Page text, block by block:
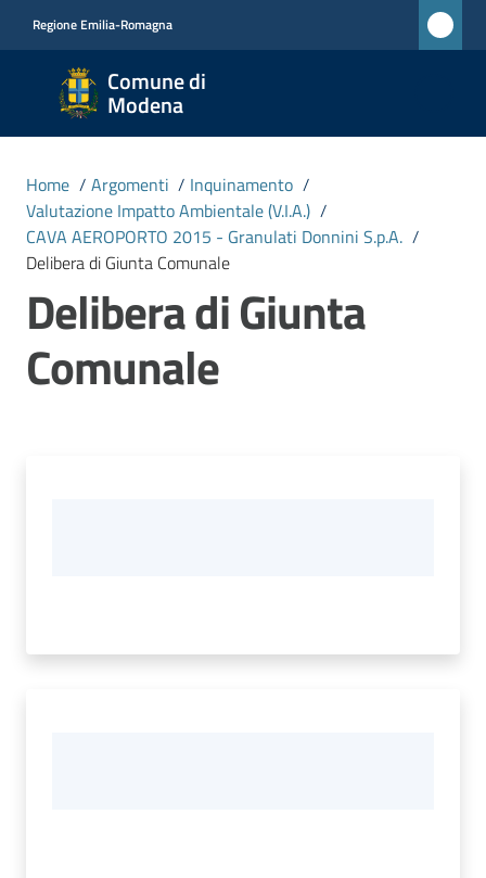
Regione Emilia-Romagna
Comune di
Modena
Comune
di
Modena
CIVICA
MONET
Amministrazione
Novità
Argomenti
Home / Argomenti / Inquinamento /
Valutazione Impatto Ambientale (V.I.A.) /
CAVA AEROPORTO 2015 - Granulati Donnini S.p.A. /
Delibera di Giunta Comunale
Delibera di Giunta
Comunale